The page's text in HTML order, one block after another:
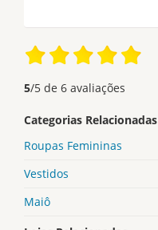
5/5 de 6 avaliações
Categorias Relacionadas
Roupas Femininas
Vestidos
Maiô